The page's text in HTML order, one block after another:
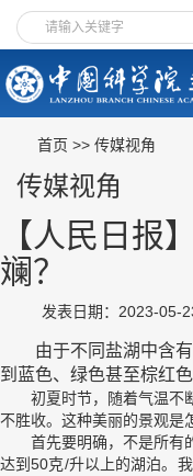
首页 >> 传媒视角
传媒视角
【人民日报
斓？
发表日期：2023-05-
由于不同盐湖中含有
到蓝色、绿色甚至棕红色
初夏时节，随着气温不断
不胜收。这种美丽的景观是
首先要明确，不是所有的
达到50克/升以上的湖泊。